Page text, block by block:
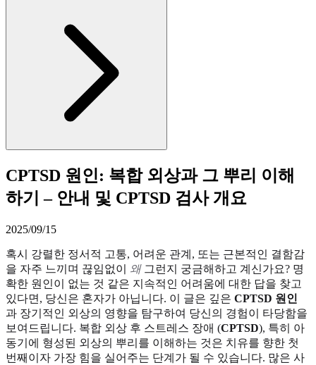
CPTSD 원인: 복합 외상과 그 뿌리 이해
하기 – 안내 및 CPTSD 검사 개요
2025/09/15
혹시 강렬한 정서적 고통, 어려운 관계, 또는 근본적인 결함감
을 자주 느끼며 끊임없이 왜그런지 궁금해하고 계신가요? 명
확한 원인이 없는 것 같은 지속적인 어려움에 대한 답을 찾고
있다면, 당신은 혼자가 아닙니다. 이 글은 깊은 CPTSD 원인
과 장기적인 외상의 영향을 탐구하여 당신의 경험이 타당함을
보여드립니다. 복합 외상 후 스트레스 장애 (CPTSD), 특히 아
동기에 형성된 외상의 뿌리를 이해하는 것은 치유를 향한 첫
번째이자 가장 힘을 실어주는 단계가 될 수 있습니다. 많은 사